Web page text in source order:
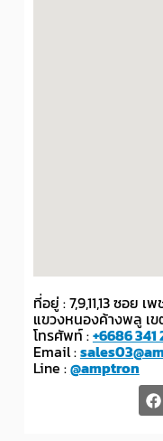
ที่อยู่ : 7,9,11,13 ซอย
แขวงหนองค้างพลู เ
โทรศัพท์ :+6686 341
Email :
Line :@amptron